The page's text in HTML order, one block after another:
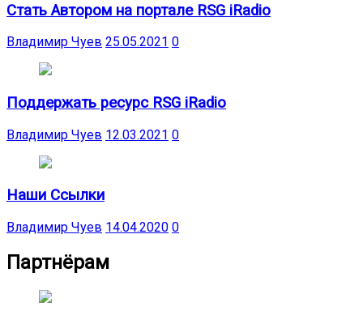
Стать Автором на портале RSG iRadio
Владимир Чуев 25.05.2021 0
Поддержать ресурс RSG iRadio
Владимир Чуев 12.03.2021 0
Наши Ссылки
Владимир Чуев 14.04.2020 0
Партнёрам